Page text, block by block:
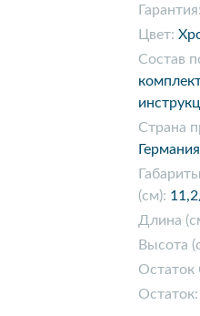
Гарантия:
Цвет:
Состав
Страна
Германия
(см):
Длина
Высота
Остаток
Остаток: